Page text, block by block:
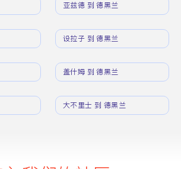
亚兹德 到 德黑兰
设拉子 到 德黑兰
盖什姆 到 德黑兰
大不里士 到 德黑兰